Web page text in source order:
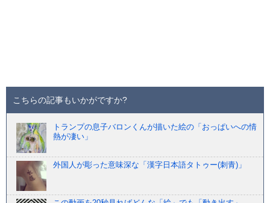
こちらの記事もいかがですか?
トランプの息子バロンくんが描いた絵の「おっぱいへの情
熱が凄い」
外国人が彫った意味深な「漢字日本語タトゥー(刺青)」